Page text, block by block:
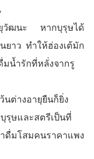
ยุวัฒนะ หากบุรุษได้
ยาว ทำให้ฮ่องเต้มัก
น้ำรักที่หลั่งจากรู
ต่างอายุยืนก็ยิ่ง
รุษและสตรีเป็นที่
ดื่มโสมคนราคาแพง